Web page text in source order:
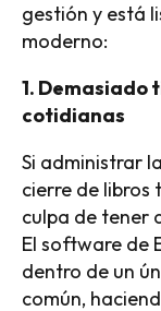
gestión y está
moderno:
1. Demasiado
cotidianas
Si administrar
cierre de libros
culpa de tener
El software de
dentro de un
común,